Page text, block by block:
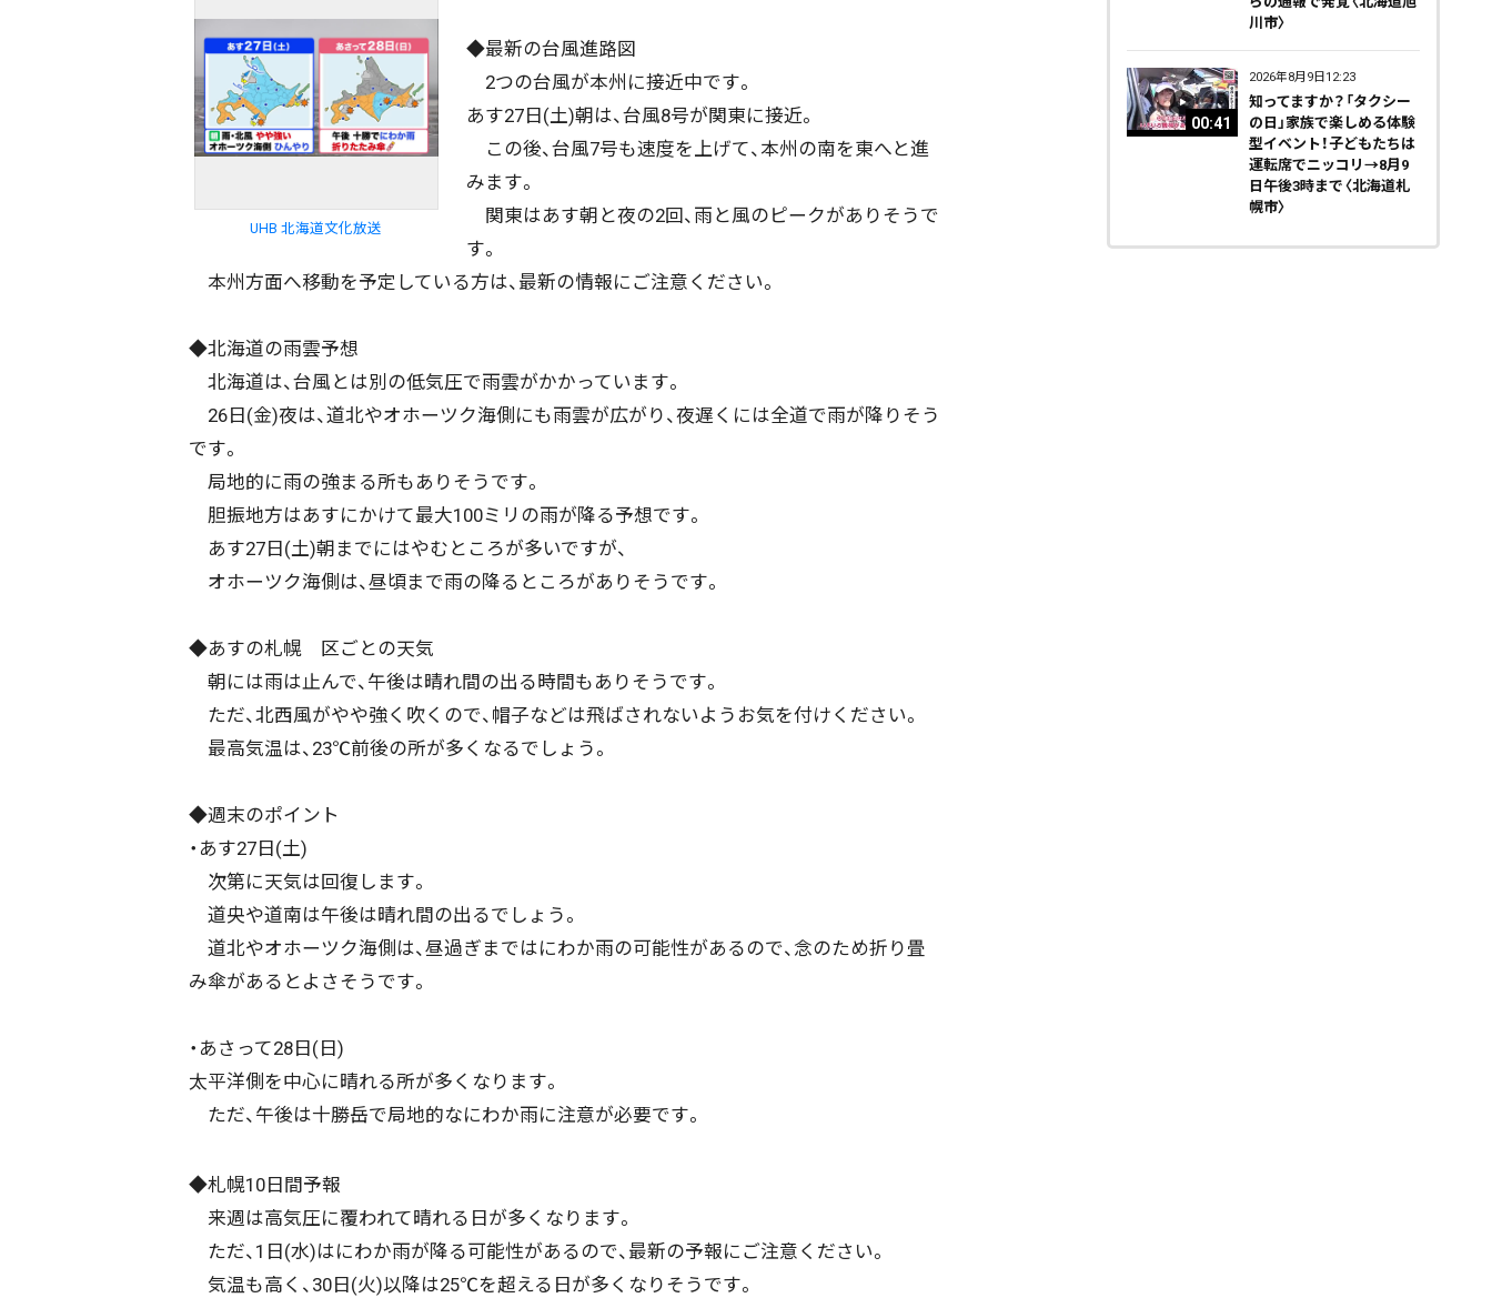
UHB 北海道文化放送
◆最新の台風進路図
2つの台風が本州に接近中です。
あす27日(土)朝は、台風8号が関東に接近。
この後、台風7号も速度を上げて、本州の南を東へと進
みます。
関東はあす朝と夜の2回、雨と風のピークがありそうで
す。
本州方面へ移動を予定している方は、最新の情報にご注意ください。
◆北海道の雨雲予想
北海道は、台風とは別の低気圧で雨雲がかかっています。
26日(金)夜は、道北やオホーツク海側にも雨雲が広がり、夜遅くには全道で雨が降りそう
です。
局地的に雨の強まる所もありそうです。
胆振地方はあすにかけて最大100ミリの雨が降る予想です。
あす27日(土)朝までにはやむところが多いですが、
オホーツク海側は、昼頃まで雨の降るところがありそうです。
◆あすの札幌 区ごとの天気
朝には雨は止んで、午後は晴れ間の出る時間もありそうです。
ただ、北西風がやや強く吹くので、帽子などは飛ばされないようお気を付けください。
最高気温は、23℃前後の所が多くなるでしょう。
◆週末のポイント
・あす27日(土)
次第に天気は回復します。
道央や道南は午後は晴れ間の出るでしょう。
道北やオホーツク海側は、昼過ぎまではにわか雨の可能性があるので、念のため折り畳
み傘があるとよさそうです。
・あさって28日(日)
太平洋側を中心に晴れる所が多くなります。
ただ、午後は十勝岳で局地的なにわか雨に注意が必要です。
◆札幌10日間予報
来週は高気圧に覆われて晴れる日が多くなります。
ただ、1日(水)はにわか雨が降る可能性があるので、最新の予報にご注意ください。
気温も高く、30日(火)以降は25℃を超える日が多くなりそうです。
川市〉
00:41
2026年8月9日12:23
知ってますか？「タクシー
の日」家族で楽しめる体験
型イベント！子どもたちは
運転席でニッコリ→8月9
日午後3時まで〈北海道札
幌市〉
配信日 きのう